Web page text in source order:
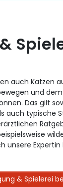
auch Katzen
und
Das gilt
auch typische
unsere Expertin
& Spielerei